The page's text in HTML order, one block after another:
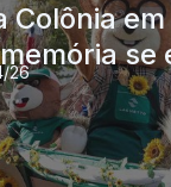
Colônia
se
26